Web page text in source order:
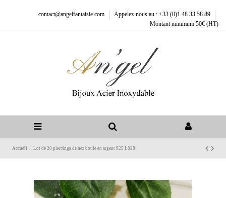
contact@angelfantaisie.com
Appelez-nous au : +33 (0)1 48 33 58 89
Montant minimum 50€ (HT)
Accueil Lot de 20 piercings de nez boule en argent 925 L028